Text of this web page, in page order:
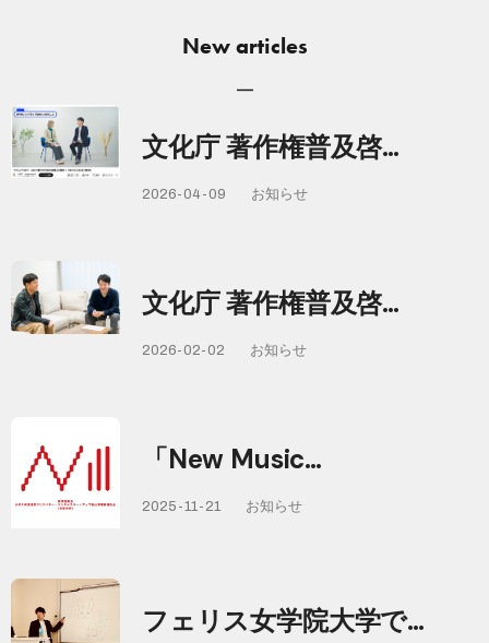
New articles
文化庁 著作権普及啓…
2026-04-09 お知らせ
文化庁 著作権普及啓…
2026-02-02 お知らせ
「New Music…
2025-11-21 お知らせ
フェリス女学院大学で…